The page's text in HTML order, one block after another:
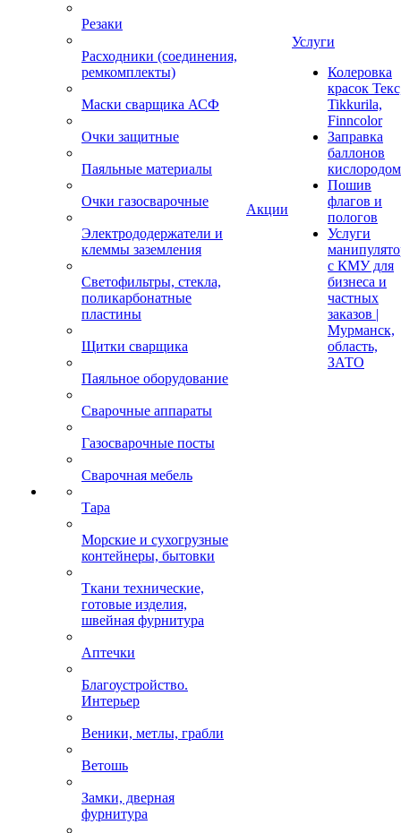
Резаки
Расходники (соединения,
ремкомплекты)
Маски сварщика АСФ
Очки защитные
Паяльные материалы
Очки газосварочные
Электрододержатели и
клеммы заземления
Светофильтры, стекла,
поликарбонатные
пластины
Щитки сварщика
Паяльное оборудование
Сварочные аппараты
Газосварочные посты
Сварочная мебель
Тара
Морские и сухогрузные
контейнеры, бытовки
Ткани технические,
готовые изделия,
швейная фурнитура
Аптечки
Благоустройство.
Интерьер
Веники, метлы, грабли
Ветошь
Замки, дверная
фурнитура
Акции
Услуги
Колеровка
красок
Tikkurila,
Finncolor
Заправка
баллонов
кислородом
Пошив
флагов и
пологов
Услуги
с КМУ для
бизнеса и
частных
заказов |
Мурманск,
область,
ЗАТО